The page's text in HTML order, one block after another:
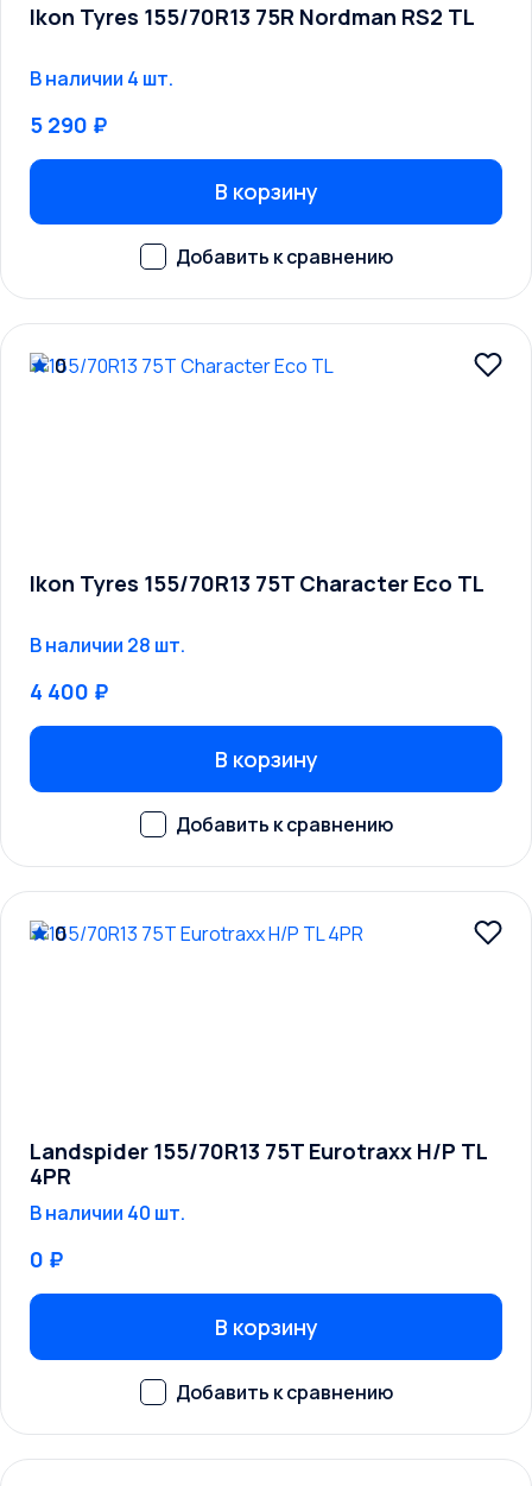
Ikon Tyres 155/70R13 75R Nordman RS2 TL
В наличии 4 шт.
5 290 ₽
В корзину
0
Ikon Tyres 155/70R13 75T Character Eco TL
В наличии 28 шт.
4 400 ₽
В корзину
0
Landspider 155/70R13 75T Eurotraxx H/P TL
4PR
В наличии 40 шт.
0 ₽
В корзину